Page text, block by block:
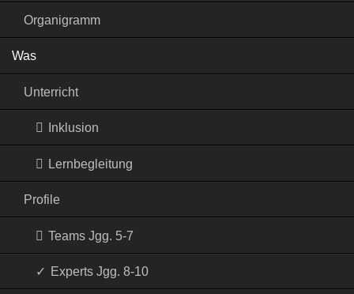
Organigramm
Was
Unterricht
Inklusion
Lernbegleitung
Profile
Teams Jgg. 5-7
Experts Jgg. 8-10